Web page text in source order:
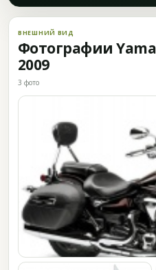
ВНЕШНИЙ ВИД
Фотографии
2009
3 фото